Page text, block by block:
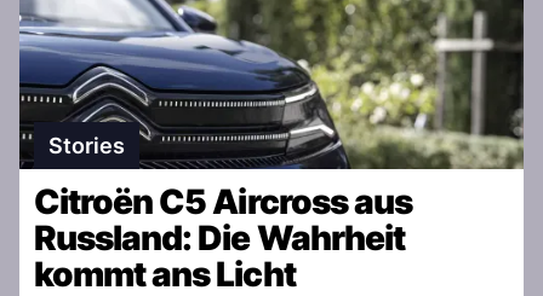
Stories
Citroën C5 Aircross aus
Russland: Die Wahrheit
kommt ans Licht